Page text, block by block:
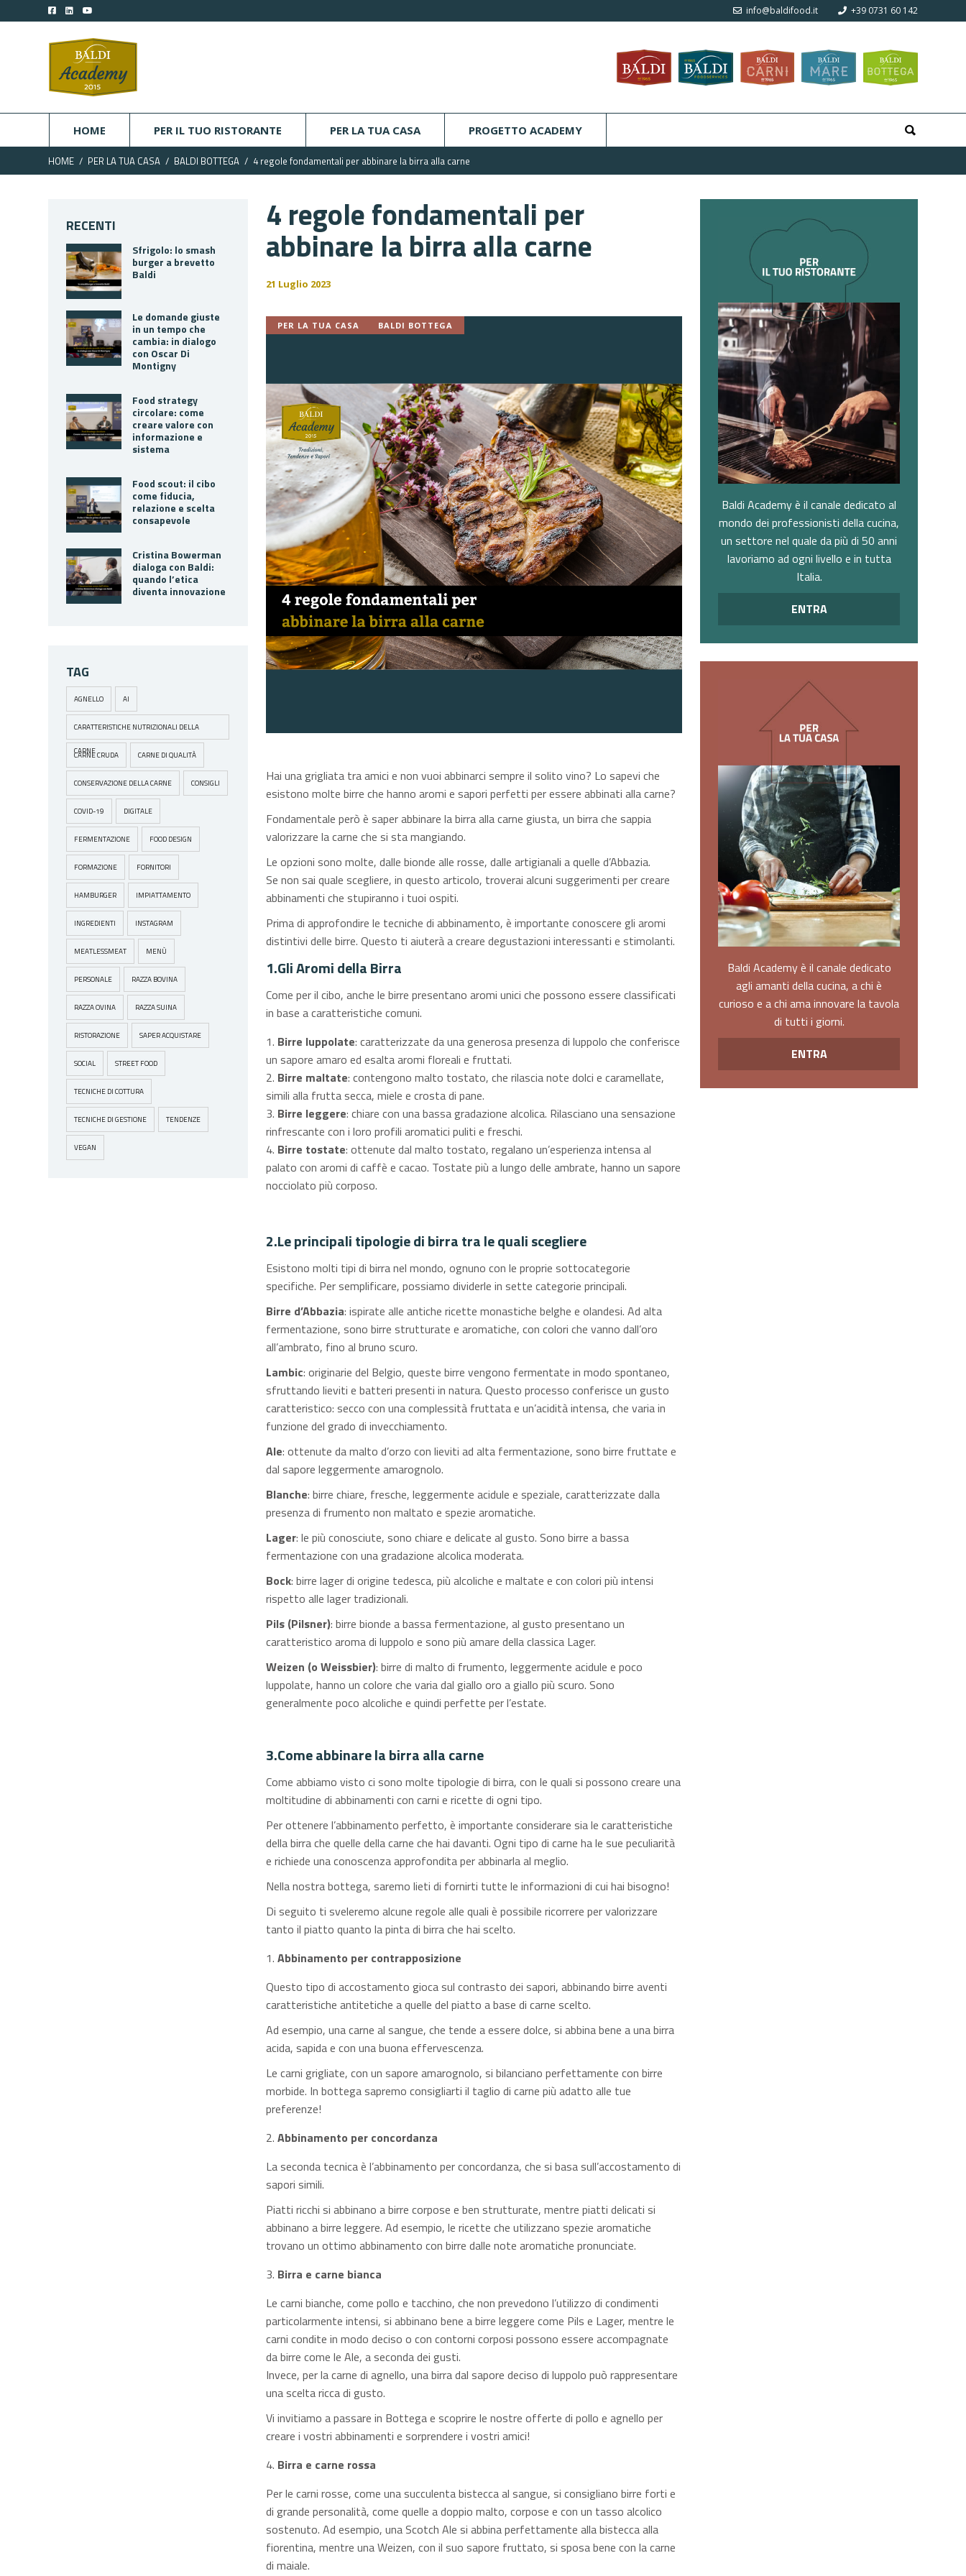
info@baldifood.it +39 0731 60 142
HOME PER IL TUO RISTORANTE PER LA TUA CASA PROGETTO ACADEMY
HOME PER LA TUA CASA BALDI BOTTEGA 4 regole fondamentali per abbinare la birra alla carne
RECENTI
Sfrigolo: lo smash
burger a brevetto
Baldi
Le domande giuste
in un tempo che
cambia: in dialogo
con Oscar Di
Montigny
Food strategy
circolare: come
creare valore con
informazione e
sistema
Food scout: il cibo
come fiducia,
relazione e scelta
consapevole
Cristina Bowerman
dialoga con Baldi:
quando l’etica
diventa innovazione
TAG
AGNELLO AI
CARATTERISTICHE NUTRIZIONALI DELLA
CARNE
CARNE CRUDA CARNE DI QUALITÀ
CONSERVAZIONE DELLA CARNE CONSIGLI
COVID-19 DIGITALE
FERMENTAZIONE FOOD DESIGN
FORMAZIONE FORNITORI
HAMBURGER IMPIATTAMENTO
INGREDIENTI INSTAGRAM
MEATLESSMEAT MENÙ
PERSONALE RAZZA BOVINA
RAZZA OVINA RAZZA SUINA
RISTORAZIONE SAPER ACQUISTARE
SOCIAL STREET FOOD
TECNICHE DI COTTURA
TECNICHE DI GESTIONE TENDENZE
VEGAN
4 regole fondamentali per
abbinare la birra alla carne
21 Luglio 2023
PER LA TUA CASA BALDI BOTTEGA
Hai una grigliata tra amici e non vuoi abbinarci sempre il solito vino? Lo sapevi che
esistono molte birre che hanno aromi e sapori perfetti per essere abbinati alla carne?
Fondamentale però è saper abbinare la birra alla carne giusta, un birra che sappia
valorizzare la carne che si sta mangiando.
Le opzioni sono molte, dalle bionde alle rosse, dalle artigianali a quelle d’Abbazia.
Se non sai quale scegliere, in questo articolo, troverai alcuni suggerimenti per creare
abbinamenti che stupiranno i tuoi ospiti.
Prima di approfondire le tecniche di abbinamento, è importante conoscere gli aromi
distintivi delle birre. Questo ti aiuterà a creare degustazioni interessanti e stimolanti.
1.Gli Aromi della Birra
Come per il cibo, anche le birre presentano aromi unici che possono essere classificati
in base a caratteristiche comuni.
Birre luppolate: caratterizzate da una generosa presenza di luppolo che conferisce
un sapore amaro ed esalta aromi floreali e fruttati.
Birre maltate: contengono malto tostato, che rilascia note dolci e caramellate,
simili alla frutta secca, miele e crosta di pane.
Birre leggere: chiare con una bassa gradazione alcolica. Rilasciano una sensazione
rinfrescante con i loro profili aromatici puliti e freschi.
Birre tostate: ottenute dal malto tostato, regalano un’esperienza intensa al
palato con aromi di caffè e cacao. Tostate più a lungo delle ambrate, hanno un sapore
nocciolato più corposo.
2.Le principali tipologie di birra tra le quali scegliere
Esistono molti tipi di birra nel mondo, ognuno con le proprie sottocategorie
specifiche. Per semplificare, possiamo dividerle in sette categorie principali.
Birre d’Abbazia: ispirate alle antiche ricette monastiche belghe e olandesi. Ad alta
fermentazione, sono birre strutturate e aromatiche, con colori che vanno dall’oro
all’ambrato, fino al bruno scuro.
Lambic: originarie del Belgio, queste birre vengono fermentate in modo spontaneo,
sfruttando lieviti e batteri presenti in natura. Questo processo conferisce un gusto
caratteristico: secco con una complessità fruttata e un’acidità intensa, che varia in
funzione del grado di invecchiamento.
Ale: ottenute da malto d’orzo con lieviti ad alta fermentazione, sono birre fruttate e
dal sapore leggermente amarognolo.
Blanche: birre chiare, fresche, leggermente acidule e speziale, caratterizzate dalla
presenza di frumento non maltato e spezie aromatiche.
Lager: le più conosciute, sono chiare e delicate al gusto. Sono birre a bassa
fermentazione con una gradazione alcolica moderata.
Bock: birre lager di origine tedesca, più alcoliche e maltate e con colori più intensi
rispetto alle lager tradizionali.
Pils (Pilsner): birre bionde a bassa fermentazione, al gusto presentano un
caratteristico aroma di luppolo e sono più amare della classica Lager.
Weizen (o Weissbier): birre di malto di frumento, leggermente acidule e poco
luppolate, hanno un colore che varia dal giallo oro a giallo più scuro. Sono
generalmente poco alcoliche e quindi perfette per l’estate.
3.Come abbinare la birra alla carne
Come abbiamo visto ci sono molte tipologie di birra, con le quali si possono creare una
moltitudine di abbinamenti con carni e ricette di ogni tipo.
Per ottenere l’abbinamento perfetto, è importante considerare sia le caratteristiche
della birra che quelle della carne che hai davanti. Ogni tipo di carne ha le sue peculiarità
e richiede una conoscenza approfondita per abbinarla al meglio.
Nella nostra bottega, saremo lieti di fornirti tutte le informazioni di cui hai bisogno!
Di seguito ti sveleremo alcune regole alle quali è possibile ricorrere per valorizzare
tanto il piatto quanto la pinta di birra che hai scelto.
Abbinamento per contrapposizione
Questo tipo di accostamento gioca sul contrasto dei sapori, abbinando birre aventi
caratteristiche antitetiche a quelle del piatto a base di carne scelto.
Ad esempio, una carne al sangue, che tende a essere dolce, si abbina bene a una birra
acida, sapida e con una buona effervescenza.
Le carni grigliate, con un sapore amarognolo, si bilanciano perfettamente con birre
morbide. In bottega sapremo consigliarti il taglio di carne più adatto alle tue
preferenze!
Abbinamento per concordanza
La seconda tecnica è l’abbinamento per concordanza, che si basa sull’accostamento di
sapori simili.
Piatti ricchi si abbinano a birre corpose e ben strutturate, mentre piatti delicati si
abbinano a birre leggere. Ad esempio, le ricette che utilizzano spezie aromatiche
trovano un ottimo abbinamento con birre dalle note aromatiche pronunciate.
Birra e carne bianca
Le carni bianche, come pollo e tacchino, che non prevedono l’utilizzo di condimenti
particolarmente intensi, si abbinano bene a birre leggere come Pils e Lager, mentre le
carni condite in modo deciso o con contorni corposi possono essere accompagnate
da birre come le Ale, a seconda dei gusti.
Invece, per la carne di agnello, una birra dal sapore deciso di luppolo può rappresentare
una scelta ricca di gusto.
Vi invitiamo a passare in Bottega e scoprire le nostre offerte di pollo e agnello per
creare i vostri abbinamenti e sorprendere i vostri amici!
Birra e carne rossa
Per le carni rosse, come una succulenta bistecca al sangue, si consigliano birre forti e
di grande personalità, come quelle a doppio malto, corpose e con un tasso alcolico
sostenuto. Ad esempio, una Scotch Ale si abbina perfettamente alla bistecca alla
fiorentina, mentre una Weizen, con il suo sapore fruttato, si sposa bene con la carne
di maiale.
Baldi Academy è il canale dedicato al
mondo dei professionisti della cucina,
un settore nel quale da più di 50 anni
lavoriamo ad ogni livello e in tutta
Italia.
ENTRA
Baldi Academy è il canale dedicato
agli amanti della cucina, a chi è
curioso e a chi ama innovare la tavola
di tutti i giorni.
ENTRA